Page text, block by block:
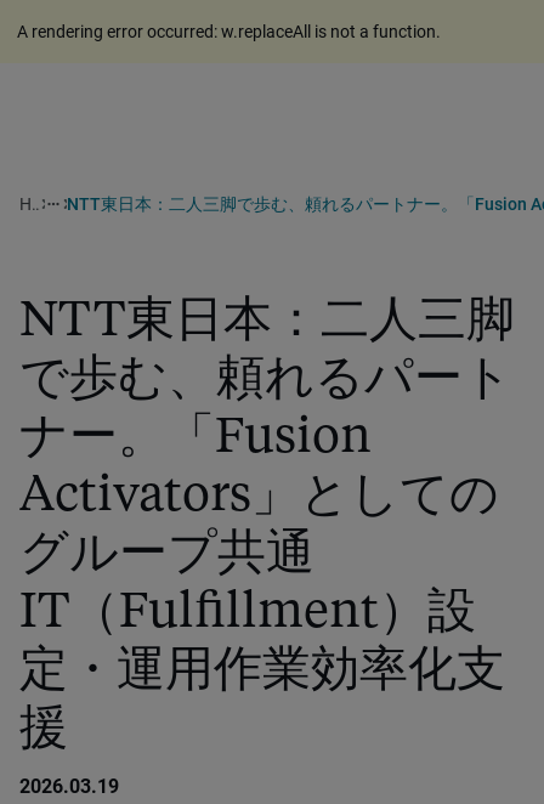
A rendering error occurred:w.replaceAll is not a function.
Home more_horiz
​​NTT東日本：二人三脚
で歩む、頼れるパート
ナー。「Fusion
Activators」としての
グループ共通
IT（Fulfillment）設
定・運用作業効率化支
援
2026.03.19